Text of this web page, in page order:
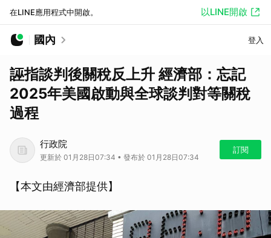
在LINE應用程式中開啟。 以LINE開啟
國內 登入
誣指談判後關稅反上升 經濟部：忘記
2025年美國啟動與全球談判對等關稅
過程
行政院
更新於 01月28日07:34 • 發布於 01月28日07:34
訂閱
【本文由經濟部提供】